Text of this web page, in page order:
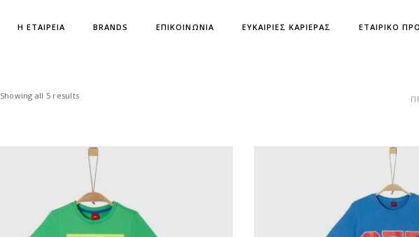
Η ΕΤΑΙΡΕΙΑ BRANDS ΕΠΙΚΟΙΝΩΝΙΑ ΕΥΚΑΙΡΙΕΣ ΚΑΡΙΕΡΑΣ ΕΤΑΙΡΙΚΟ
Showing all 5 results